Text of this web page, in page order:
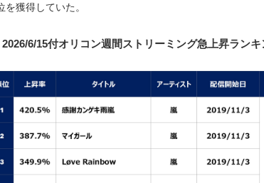
を獲得していた。
2026/6/15付オリコン週間ストリーミング急上昇ラン